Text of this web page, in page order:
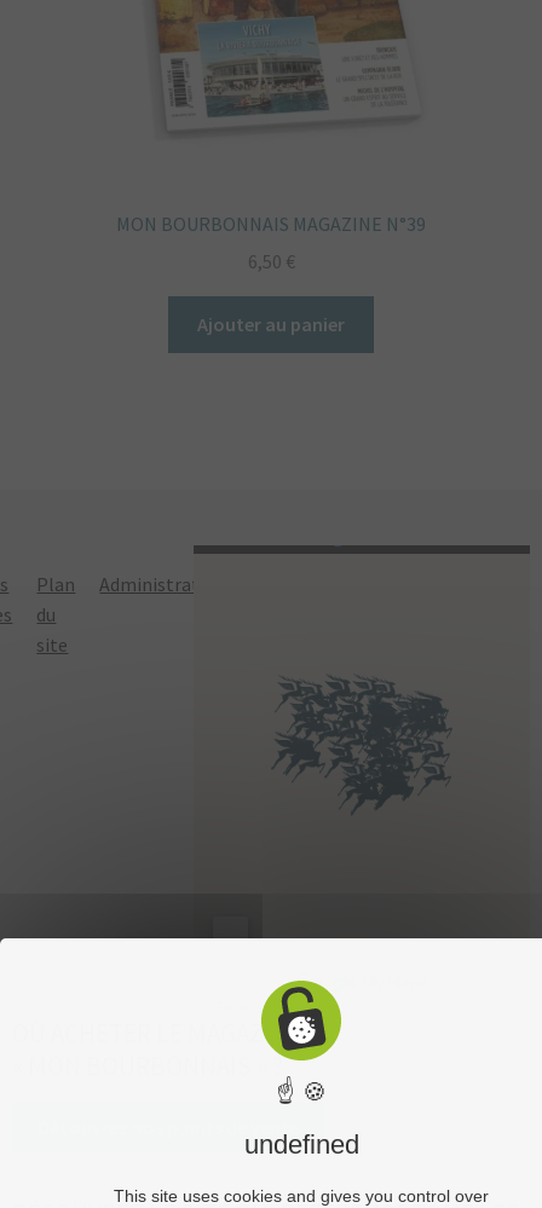
MON BOURBONNAIS MAGAZINE N°39
6,50 €
Ajouter au panier
OÙ ACHETER LE MAGAZINE
« MON BOURBONNAIS » ?
Plan
du
site
Administration
☝ 🍪
undefined
This site uses cookies and gives you control over